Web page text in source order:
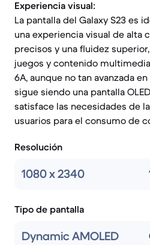
Experiencia visual:
La pantalla del Galaxy S23 es
una experiencia visual de alta
precisos y una fluidez
juegos y contenido
6A, aunque no tan avanzada
sigue siendo una pantalla
satisface las necesidades de
usuarios para el consumo de
Resolución
1080 x 2340
Tipo de pantalla
Dynamic AMOLED